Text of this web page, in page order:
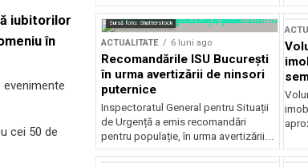
iubitorilor
în
cei 50 de
Sursă foto: Shutterstock
ACTUALITATE 6 luni ago
Recomandările ISU București
în urma avertizării de ninsori
puternice
Inspectoratul General pentru Situații
de Urgență a emis recomandări
pentru populație, în urma avertizării...